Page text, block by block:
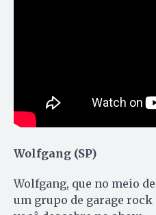
Wolfgang (SP)
Wolfgang, que no meio
um grupo de garage rock